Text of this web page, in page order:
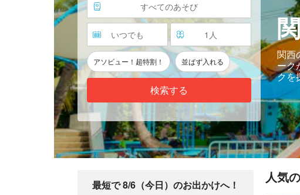
すべてのあそび
いつでも 1 人
アソビュー！超特割！ 並ばず入れる
検索する
関西
ーク
クを
最短で 8/6（今日）のお出かけへ！ 人気